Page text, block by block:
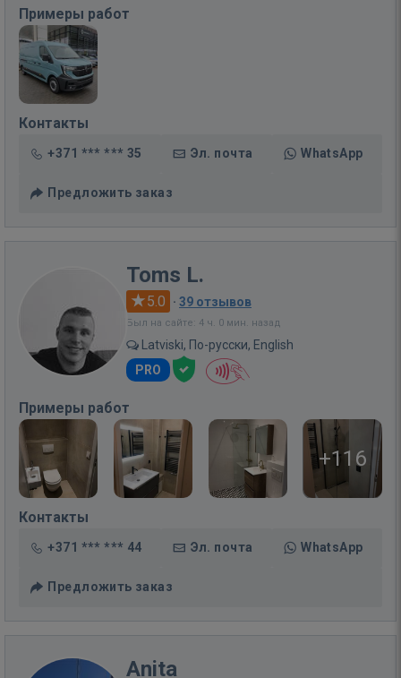
Примеры работ
Контакты
+371 *** *** 35 Эл. почта WhatsApp
Предложить заказ
Toms L.
5.0 · 39 отзывов
Был на сайте: 4 ч. 0 мин. назад
Latviski, По-русски, English
PRO
Примеры работ
+116
Контакты
+371 *** *** 44 Эл. почта WhatsApp
Предложить заказ
Anita